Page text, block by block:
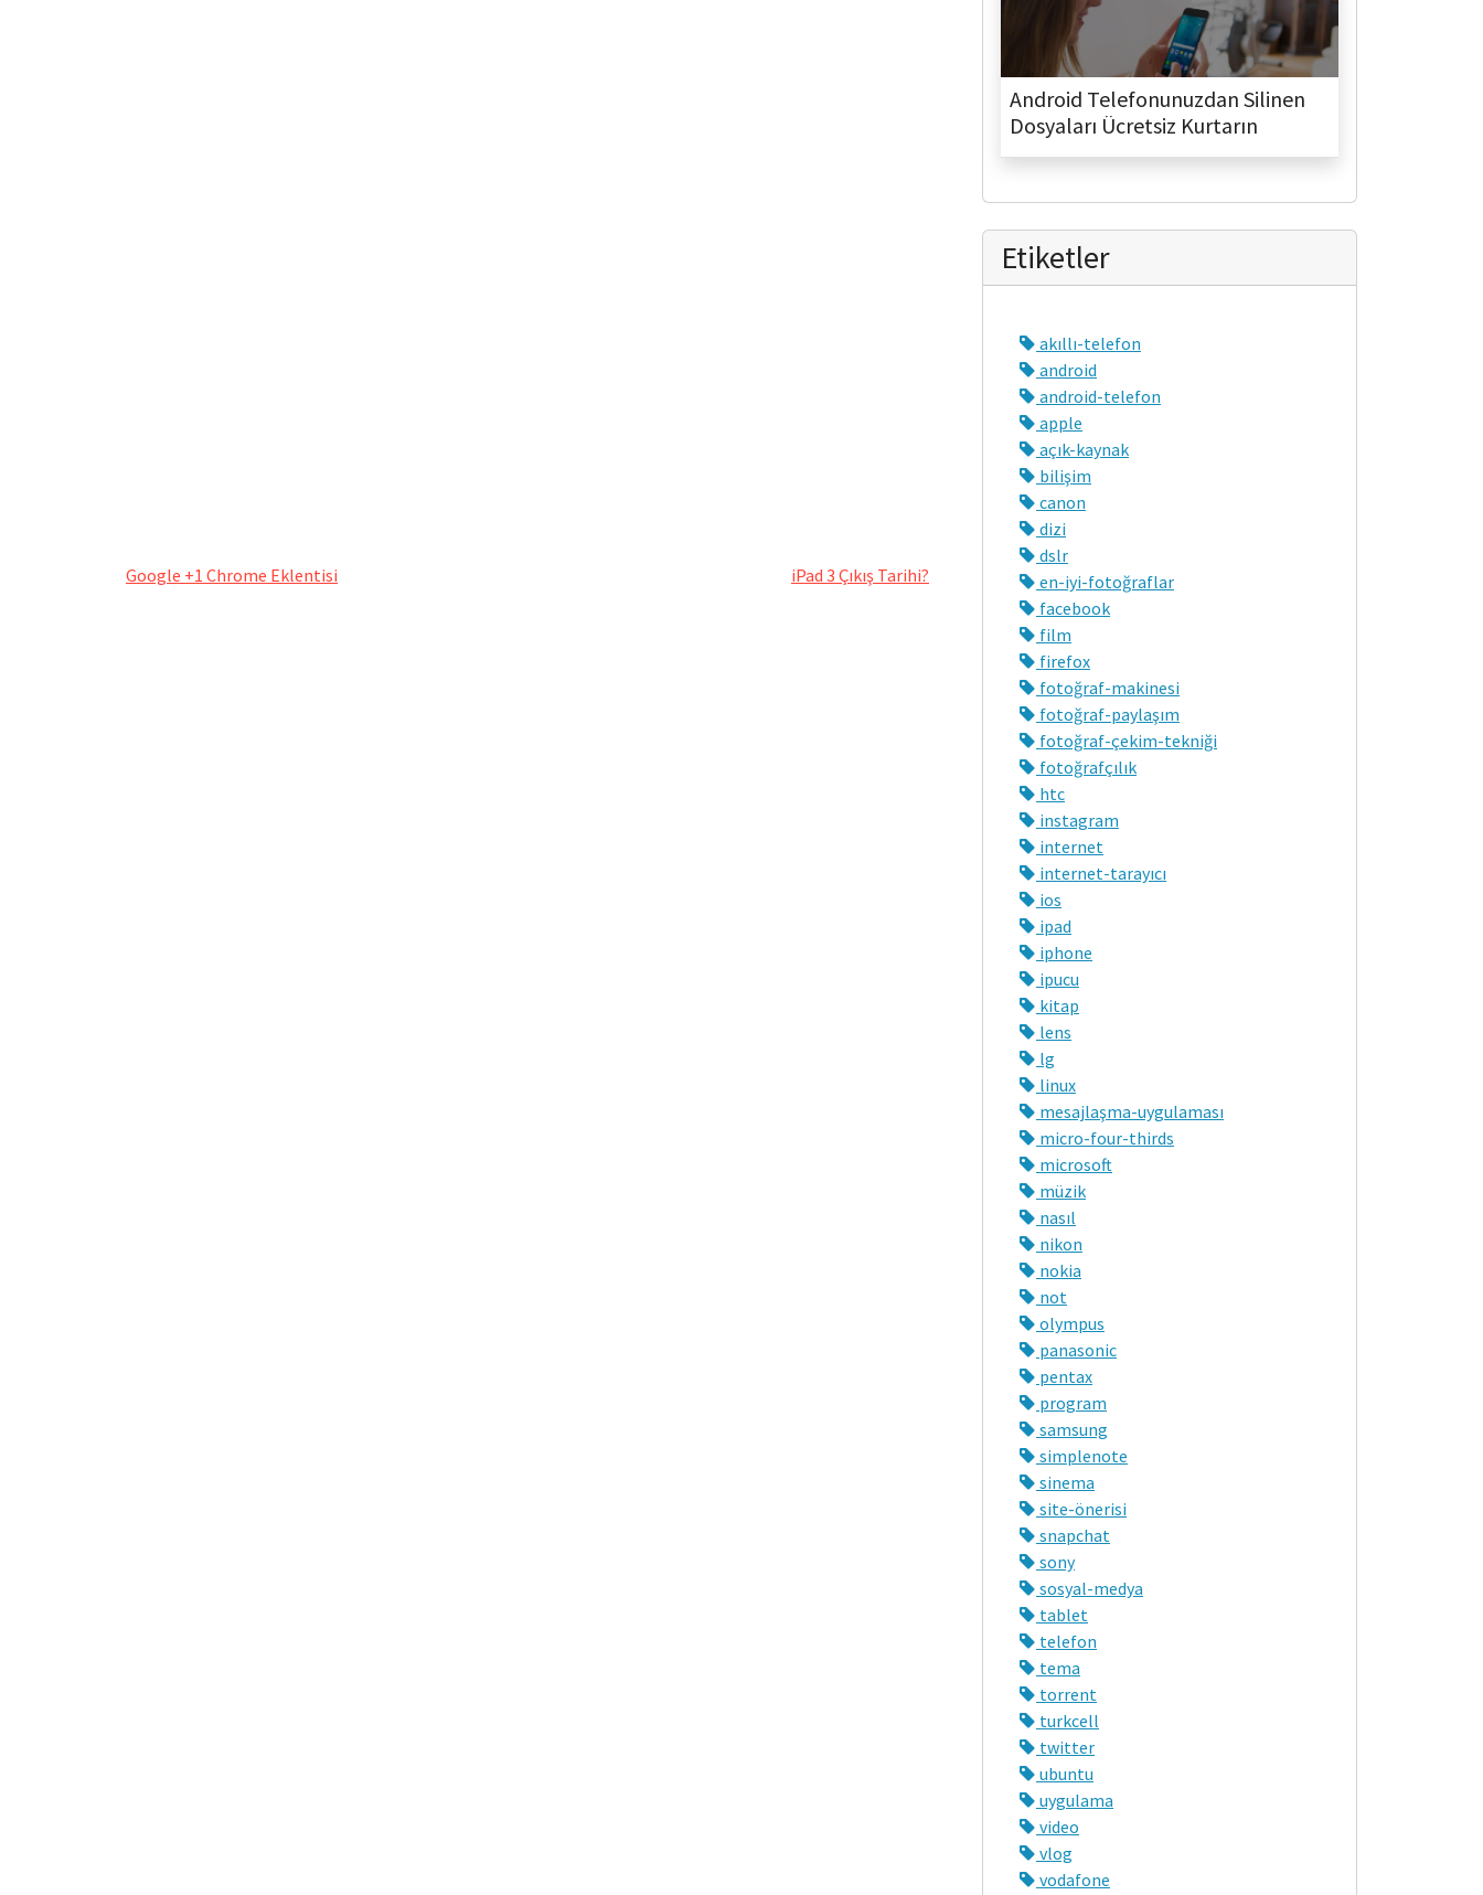
Google +1 Chrome Eklentisi iPad 3 Çıkış Tarihi?
Android Telefonunuzdan Silinen
Dosyaları Ücretsiz Kurtarın
Etiketler
akıllı-telefon
android
android-telefon
apple
açık-kaynak
bilişim
canon
dizi
dslr
en-iyi-fotoğraflar
facebook
film
firefox
fotoğraf-makinesi
fotoğraf-paylaşım
fotoğraf-çekim-tekniği
fotoğrafçılık
htc
instagram
internet
internet-tarayıcı
ios
ipad
iphone
ipucu
kitap
lens
lg
linux
mesajlaşma-uygulaması
micro-four-thirds
microsoft
müzik
nasıl
nikon
nokia
not
olympus
panasonic
pentax
program
samsung
simplenote
sinema
site-önerisi
snapchat
sony
sosyal-medya
tablet
telefon
tema
torrent
turkcell
twitter
ubuntu
uygulama
video
vlog
vodafone